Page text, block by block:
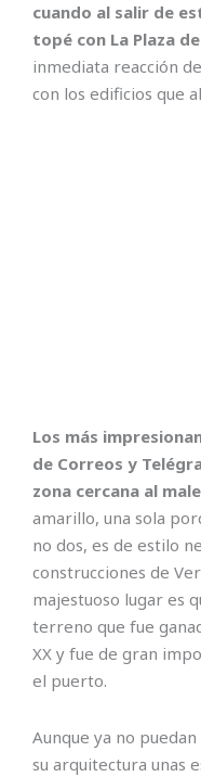
cuando al salir de
topé con La Plaza
inmediata reacción
con los edificios que
Los más
de Correos y
zona cercana al
amarillo, una sola
no dos, es de estilo
construcciones de
majestuoso lugar es
terreno que fue
XX y fue de gran
el puerto.
Aunque ya no
su arquitectura unas